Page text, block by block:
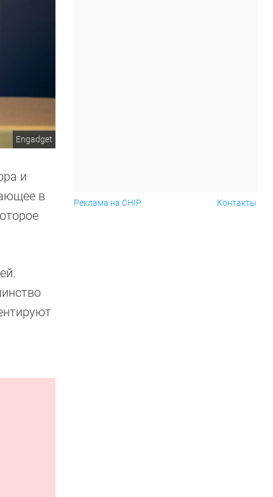
Engadget
и
в
Реклама на CHIP Контакты